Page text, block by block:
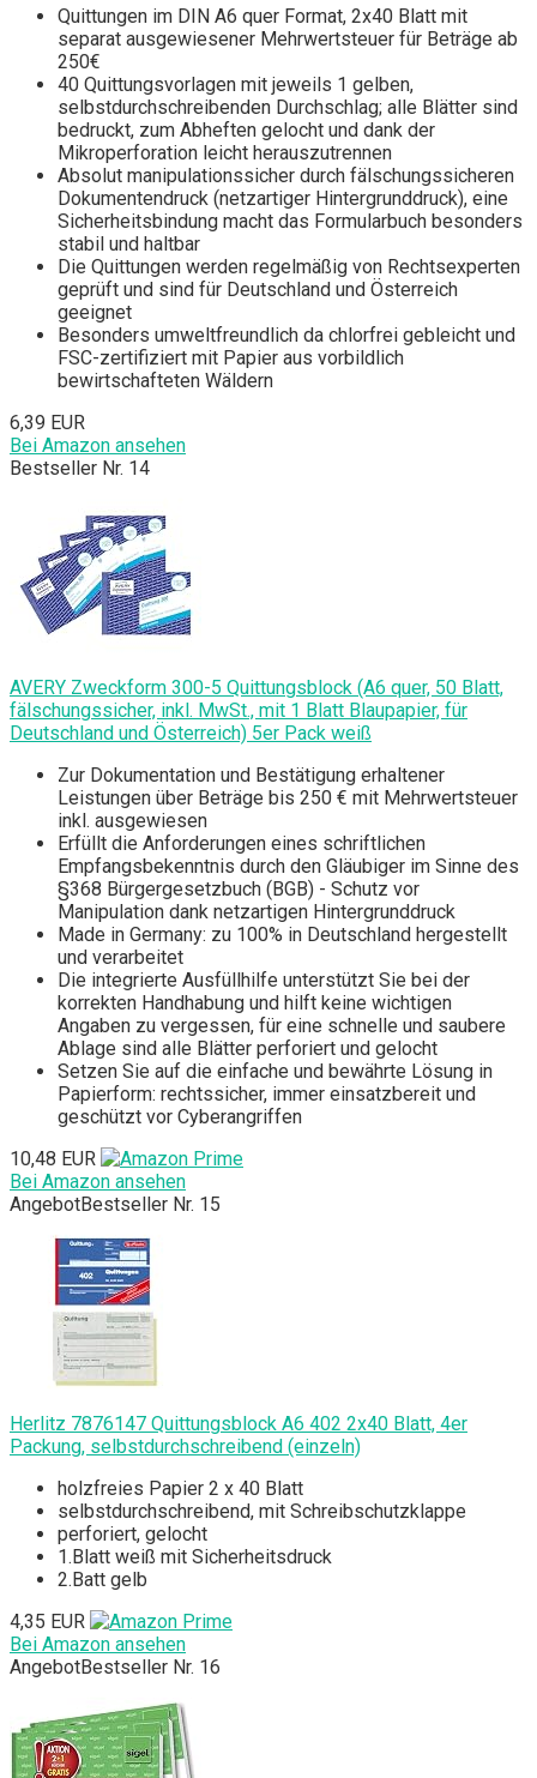
Quittungen im DIN A6 quer Format, 2x40 Blatt mit
separat ausgewiesener Mehrwertsteuer für Beträge ab
250€
40 Quittungsvorlagen mit jeweils 1 gelben,
selbstdurchschreibenden Durchschlag; alle Blätter sind
bedruckt, zum Abheften gelocht und dank der
Mikroperforation leicht herauszutrennen
Absolut manipulationssicher durch fälschungssicheren
Dokumentendruck (netzartiger Hintergrunddruck), eine
Sicherheitsbindung macht das Formularbuch besonders
stabil und haltbar
Die Quittungen werden regelmäßig von Rechtsexperten
geprüft und sind für Deutschland und Österreich
geeignet
Besonders umweltfreundlich da chlorfrei gebleicht und
FSC-zertifiziert mit Papier aus vorbildlich
bewirtschafteten Wäldern
6,39 EUR
Bei Amazon ansehen
Bestseller Nr. 14
AVERY Zweckform 300-5 Quittungsblock (A6 quer, 50 Blatt,
fälschungssicher, inkl. MwSt., mit 1 Blatt Blaupapier, für
Deutschland und Österreich) 5er Pack weiß
Zur Dokumentation und Bestätigung erhaltener
Leistungen über Beträge bis 250 € mit Mehrwertsteuer
inkl. ausgewiesen
Erfüllt die Anforderungen eines schriftlichen
Empfangsbekenntnis durch den Gläubiger im Sinne des
§368 Bürgergesetzbuch (BGB) - Schutz vor
Manipulation dank netzartigen Hintergrunddruck
Made in Germany: zu 100% in Deutschland hergestellt
und verarbeitet
Die integrierte Ausfüllhilfe unterstützt Sie bei der
korrekten Handhabung und hilft keine wichtigen
Angaben zu vergessen, für eine schnelle und saubere
Ablage sind alle Blätter perforiert und gelocht
Setzen Sie auf die einfache und bewährte Lösung in
Papierform: rechtssicher, immer einsatzbereit und
geschützt vor Cyberangriffen
10,48 EUR
Bei Amazon ansehen
AngebotBestseller Nr. 15
Herlitz 7876147 Quittungsblock A6 402 2x40 Blatt, 4er
Packung, selbstdurchschreibend (einzeln)
holzfreies Papier 2 x 40 Blatt
selbstdurchschreibend, mit Schreibschutzklappe
perforiert, gelocht
1.Blatt weiß mit Sicherheitsdruck
2.Batt gelb
4,35 EUR
Bei Amazon ansehen
AngebotBestseller Nr. 16